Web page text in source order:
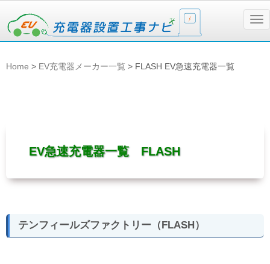
N
a
Home > EV充電器メーカー一覧 > FLASH EV急速充電器一覧
EV急速充電器一覧 FLASH
テンフィールズファクトリー（FLASH）